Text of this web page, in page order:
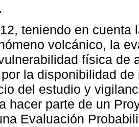
teniendo en cuenta
volcánico, la
física de
la disponibilidad
del estudio y
hacer parte de un
Evaluación